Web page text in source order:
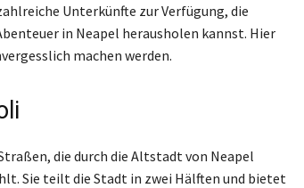
Unterkünfte zur Verfügung, die
in Neapel herausholen kannst. Hier
machen werden.
die durch die Altstadt von Neapel
Sie teilt die Stadt in zwei Hälften und bietet